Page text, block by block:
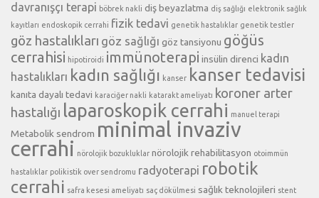
davranışçı terapi böbrek nakli diş beyazlatma diş sağlığı elektronik sağlık
kayıtları endoskopik cerrahi fizik tedavi genetik hastalıklar genetik testler
göz hastalıkları göz sağlığı göz tansiyonu göğüs
cerrahisi hipotiroidi immünoterapi insülin direnci kadın
hastalıkları kadın sağlığı kanser kanser tedavisi
kanıta dayalı tedavi karaciğer nakli katarakt ameliyatı koroner arter
hastalığı laparoskopik cerrahi manuel terapi
Metabolik sendrom minimal invaziv
cerrahi nörolojik bozukluklar nörolojik rehabilitasyon otoimmün
hastalıklar polikistik over sendromu radyoterapi robotik
cerrahi safra kesesi ameliyatı saç dökülmesi sağlık teknolojileri stent